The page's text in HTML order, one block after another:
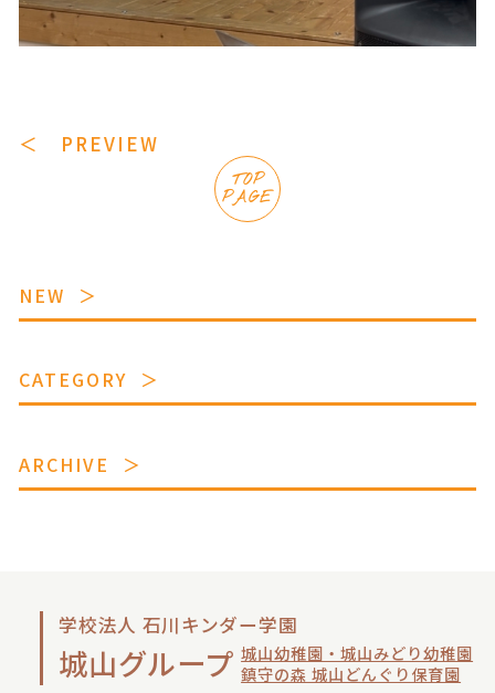
＜ PREVIEW
TOP
PAGE
NEW
CATEGORY
ARCHIVE
学校法人 石川キンダー学園
城山グループ 城山幼稚園・城山みどり幼稚園
鎮守の森 城山どんぐり保育園